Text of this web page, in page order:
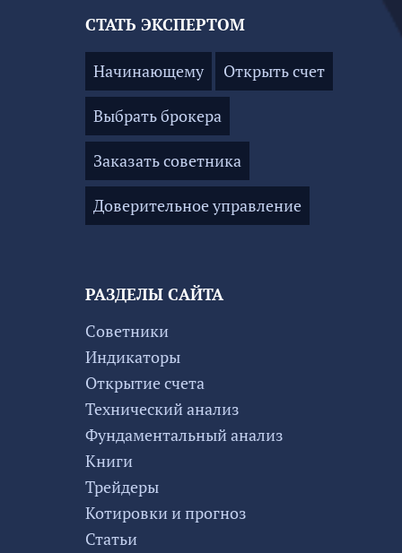
РАЗДЕЛЫ САЙТА
Советники
Индикаторы
Открытие счета
Технический анализ
Фундаментальный анализ
Книги
Трейдеры
Котировки и прогноз
Статьи
СТАТЬ ЭКСПЕРТОМ
Начинающему Открыть счет
Выбрать брокера
Заказать советника
Доверительное управление